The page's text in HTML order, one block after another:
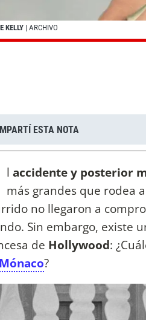
KELLY | ARCHIVO
ESTA NOTA
l accidente y posterior
más grandes que rodea
no llegaron a
Sin embargo, existe
de Hollywood:
?